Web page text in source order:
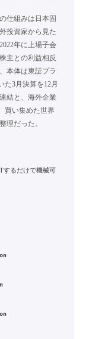
仕組みは日本固
投資家から見た
年に上場子会
主との利益相反
本体は東証プラ
た3月決算を12月
結と、海外企業
買い集めた世界
理だった。
するだけで機械可